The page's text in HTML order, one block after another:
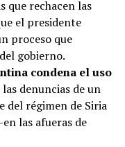
que rechacen las
el presidente
proceso que
gobierno.
condena el uso
denuncias de un
del régimen de Siria
las afueras de